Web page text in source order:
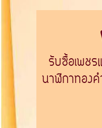
รับซื้อเพช
นาฬิกาทอง